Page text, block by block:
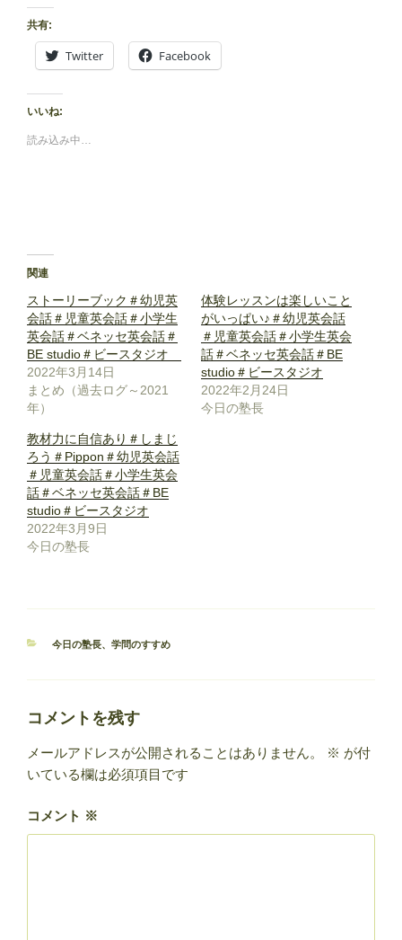
共有:
Twitter Facebook
いいね:
読み込み中…
関連
ストーリーブック＃幼児英
会話＃児童英会話＃小学生
英会話＃ベネッセ英会話＃
BE studio＃ビースタジオ
2022年3月14日
まとめ（過去ログ～2021
年）
体験レッスンは楽しいこと
がいっぱい♪＃幼児英会話
＃児童英会話＃小学生英会
話＃ベネッセ英会話＃BE
studio＃ビースタジオ
2022年2月24日
今日の塾長
教材力に自信あり＃しまじ
ろう＃Pippon＃幼児英会話
＃児童英会話＃小学生英会
話＃ベネッセ英会話＃BE
studio＃ビースタジオ
2022年3月9日
今日の塾長
カ
今日の塾長、 学問のすすめ
コメントを残す
メールアドレスが公開されることはありません。 ※ が付
いている欄は必須項目です
コメント ※